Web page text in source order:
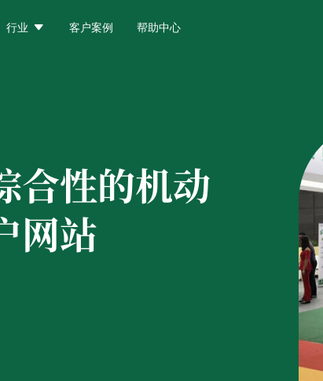
行业  客户案例 帮助中心
合性的机动
网站